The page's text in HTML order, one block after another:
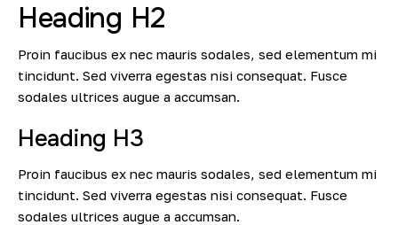
Heading H2
Proin faucibus ex nec mauris sodales, sed elementum mi
tincidunt. Sed viverra egestas nisi consequat. Fusce
sodales ultrices augue a accumsan.
Heading H3
Proin faucibus ex nec mauris sodales, sed elementum mi
tincidunt. Sed viverra egestas nisi consequat. Fusce
sodales ultrices augue a accumsan.